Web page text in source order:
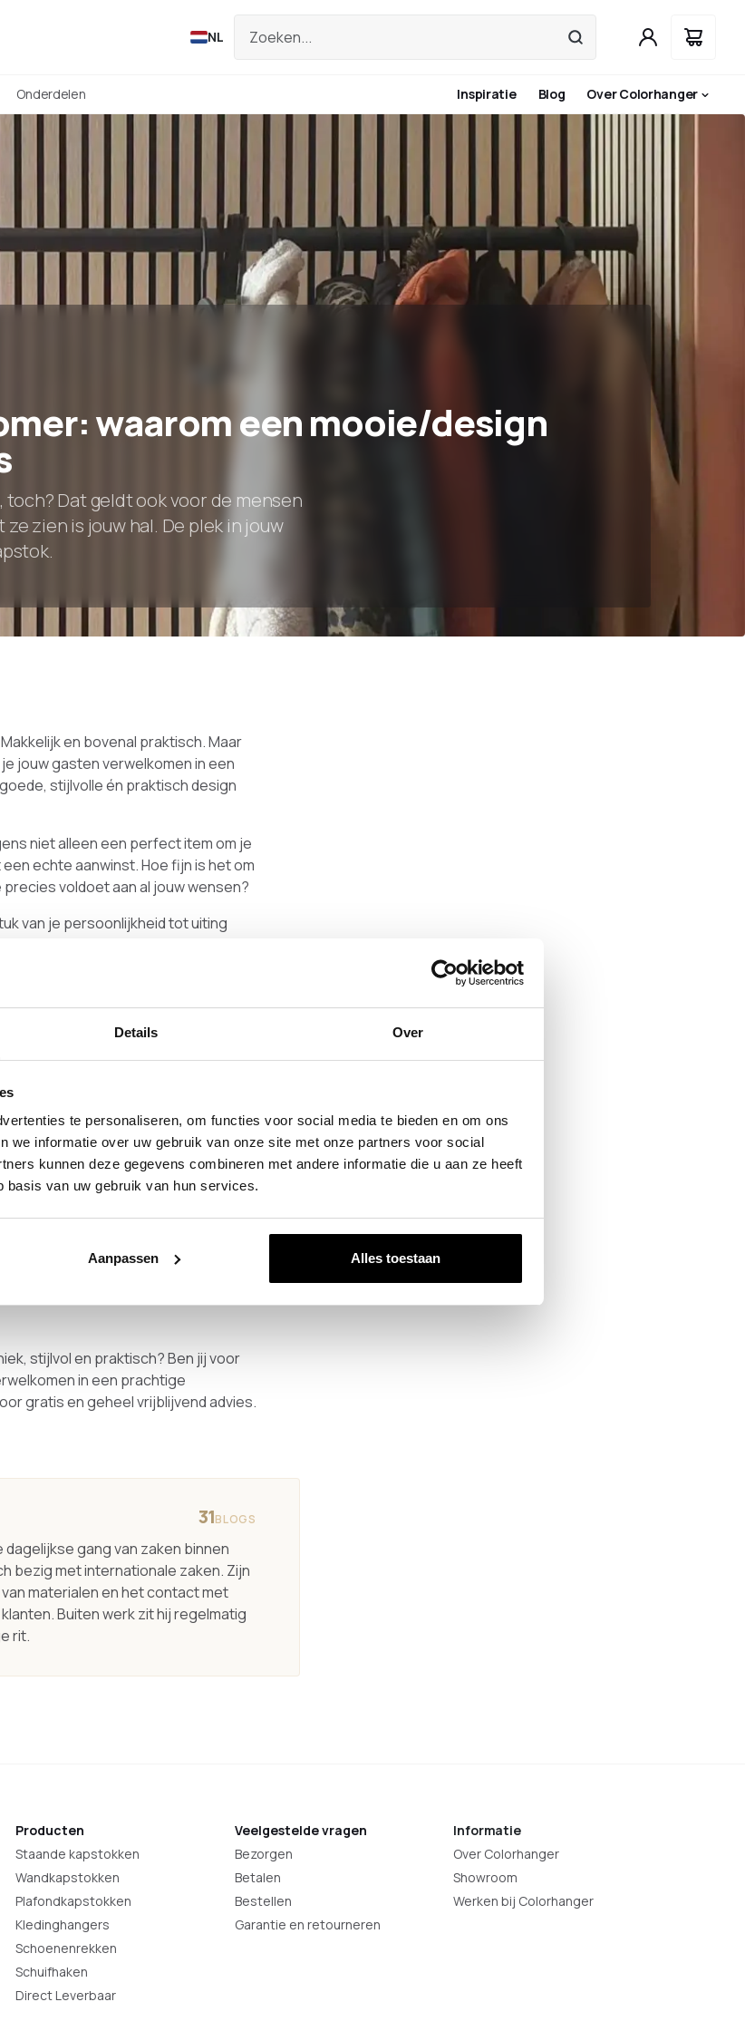
Details Over
te personaliseren, om functies voor social media te bieden en om ons
we informatie over uw gebruik van onze site met onze partners voor social
kunnen deze gegevens combineren met andere informatie die u aan ze heeft
van uw gebruik van hun services.
Aanpassen Alles toestaan
NL
Onderdelen Inspiratie Blog Over Colorhanger
waarom een mooie/design
Dat geldt ook voor de mensen
zien is jouw hal. De plek in jouw
en bovenal praktisch. Maar
jouw gasten verwelkomen in een
stijlvolle én praktisch design
niet alleen een perfect item om je
echte aanwinst. Hoe fijn is het om
voldoet aan al jouw wensen?
van je persoonlijkheid tot uiting
is heb je een interieur dat bij jou
kan combineren met een
pronkstuk van je hal hoeft te zijn.
de finishing touch zijn waar je al tijden
Hylanmet accessoires zoals
met je mooiste kledingstuk
dan een kamerplant, toch?
je kunt jouw zoektocht naar een
op maat maken. Hierdoor past
stijlvol en praktisch? Ben jij voor
in een prachtige
gratis en geheel vrijblijvend advies.
31BLOGS
dagelijkse gang van zaken binnen
bezig met internationale zaken. Zijn
materialen en het contact met
Buiten werk zit hij regelmatig
rit.
Producten
Staande kapstokken
Wandkapstokken
Plafondkapstokken
Kledinghangers
Schoenenrekken
Schuifhaken
Direct Leverbaar
Veelgestelde vragen
Bezorgen
Betalen
Bestellen
Garantie en retourneren
Informatie
Over Colorhanger
Showroom
Werken bij Colorhanger